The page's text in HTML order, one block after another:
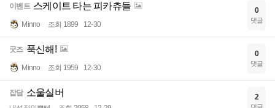
이벤트 스케이트 타는 피카츄들
Minno 조회 1899 12-30
0
댓글
굿즈 푹신해!
Minno 조회 1959 12-30
0
댓글
잡담 소울실버 2